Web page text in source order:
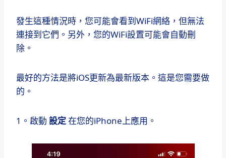
發生這種情況時，您可能會看到WiFi網絡，但無法
連接到它們。另外，您的WiFi設置可能會自動刪
除。
最好的方法是將iOS更新為最新版本。這是您需要做
的。
1。啟動 設定在您的iPhone上應用。